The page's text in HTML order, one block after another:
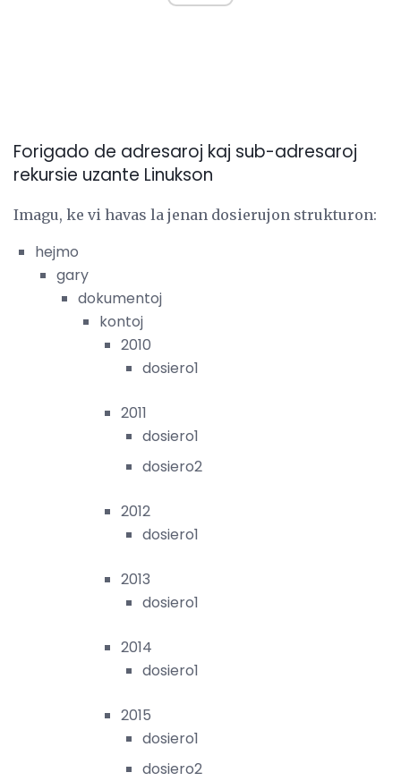
Forigado de adresaroj kaj sub-adresaroj
rekursie uzante Linukson
Imagu, ke vi havas la jenan dosierujon strukturon:
hejmo
gary
dokumentoj
kontoj
2010
dosiero1
2011
dosiero1
dosiero2
2012
dosiero1
2013
dosiero1
2014
dosiero1
2015
dosiero1
dosiero2